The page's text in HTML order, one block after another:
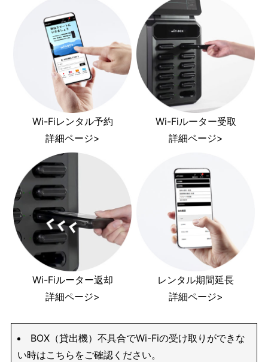
Wi-Fiレンタル予約
詳細ページ>
Wi-Fiルーター受取
詳細ページ>
Wi-Fiルーター返却
詳細ページ>
レンタル期間延長
詳細ページ>
BOX（貸出機）不具合でWi-Fiの受け取りができな
い時はこちらをご確認ください。